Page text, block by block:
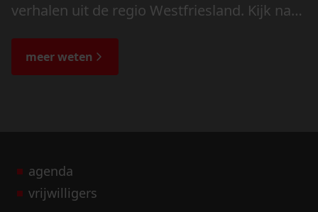
verhalen uit de regio Westfriesland. Kijk naar
de bijzondere verhalen.
meer weten
agenda
vrijwilligers